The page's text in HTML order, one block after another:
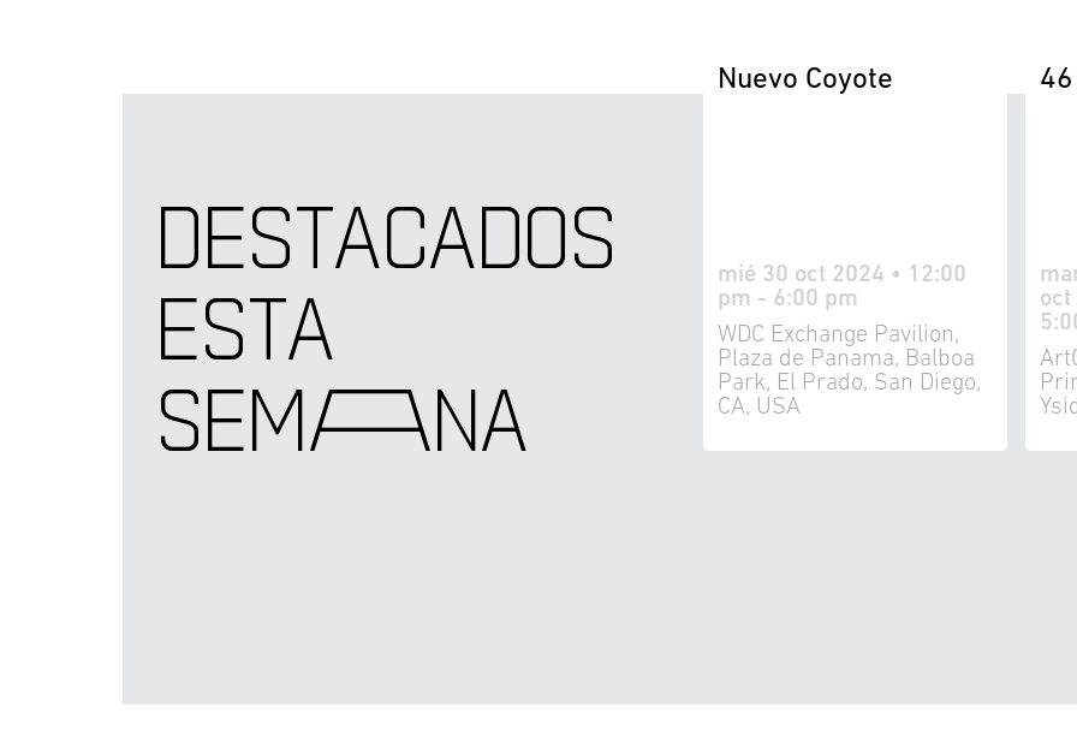
DESTACADOS
ESTA
SEMANA
Nuevo Coyote
mié 30 oct 2024 • 12:00
pm - 6:00 pm
WDC Exchange Pavilion,
Plaza de Panama, Balboa
Park, El Prado, San Diego,
CA, USA
oct